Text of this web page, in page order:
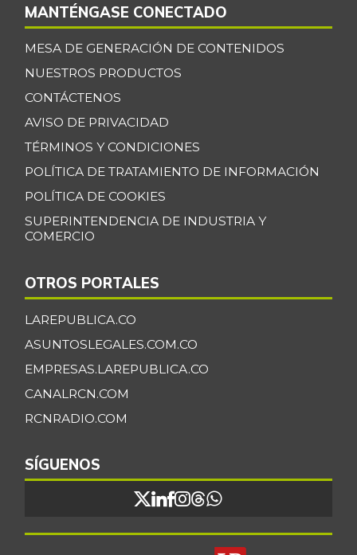
MANTÉNGASE CONECTADO
MESA DE GENERACIÓN DE CONTENIDOS
NUESTROS PRODUCTOS
CONTÁCTENOS
AVISO DE PRIVACIDAD
TÉRMINOS Y CONDICIONES
POLÍTICA DE TRATAMIENTO DE INFORMACIÓN
POLÍTICA DE COOKIES
SUPERINTENDENCIA DE INDUSTRIA Y
COMERCIO
OTROS PORTALES
LAREPUBLICA.CO
ASUNTOSLEGALES.COM.CO
EMPRESAS.LAREPUBLICA.CO
CANALRCN.COM
RCNRADIO.COM
SÍGUENOS